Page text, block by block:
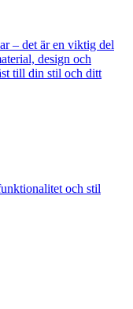
– det är en viktig del
design och
till din stil och ditt
och stil